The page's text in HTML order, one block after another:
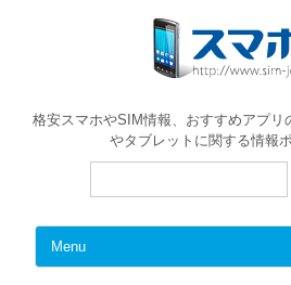
格安スマホやSIM情報、おすすめアプリ
やタブレットに関する情報
Skip